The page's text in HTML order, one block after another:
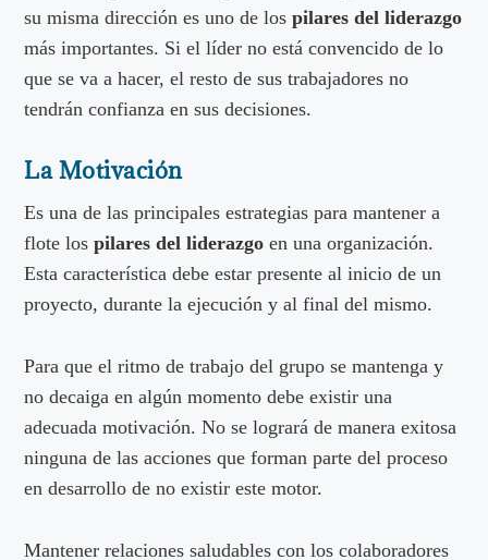
su misma dirección es uno de lospilares del liderazgo
más importantes. Si el líder no está convencido de lo
que se va a hacer, el resto de sus trabajadores no
tendrán confianza en sus decisiones.
La Motivación
Es una de las principales estrategias para mantener a
flote lospilares del liderazgo en una organización.
Esta característica debe estar presente al inicio de un
proyecto, durante la ejecución y al final del mismo.
Para que el ritmo de trabajo del grupo se mantenga y
no decaiga en algún momento debe existir una
adecuada motivación. No se logrará de manera exitosa
ninguna de las acciones que forman parte del proceso
en desarrollo de no existir este motor.
Mantener relaciones saludables con los colaboradores